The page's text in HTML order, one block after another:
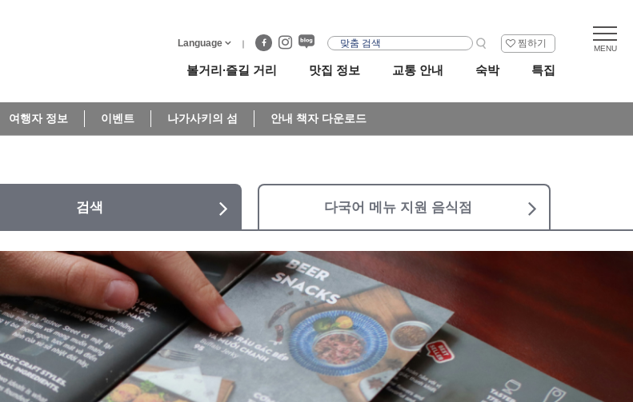
Language 찜하기
볼거리∙즐길 거리 맛집 정보 교통 안내 숙박 특집
여행자 정보 이벤트 나가사키의 섬 안내 책자 다운로드
검색 다국어 메뉴 지원 음식점